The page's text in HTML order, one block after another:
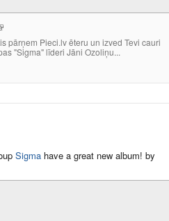
pārņem Pieci.lv ēteru un izved Tevi cauri
"Sigma" līderi Jāni Ozoliņu...
Sigma have a great new album! by